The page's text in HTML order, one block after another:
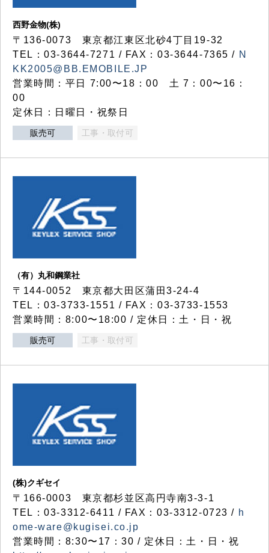
西野金物(株)
〒136-0073 東京都江東区北砂4丁目19-32
TEL：03‐3644‐7271 / FAX：03-3644-7365 / N
KK2005@BB.EMOBILE.JP
営業時間：平日 7:00〜18：00 土 7：00〜16：
00
定休日：日曜日・祝祭日
販売可 工事・取付可
（有）丸和鋼業社
〒144-0052 東京都大田区蒲田3-24-4
TEL：03-3733-1551 / FAX：03-3733-1553
営業時間：8:00〜18:00 / 定休日：土・日・祝
販売可 工事・取付可
(株)クギセイ
〒166-0003 東京都杉並区高円寺南3-3-1
TEL：03-3312-6411 / FAX：03-3312-0723 / h
ome-ware@kugisei.co.jp
営業時間：8:30〜17：30 / 定休日：土・日・祝